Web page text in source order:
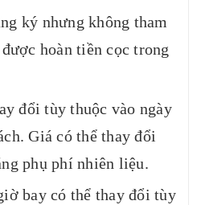
ký nhưng không tham
hoàn tiền cọc trong
đổi tùy thuộc vào ngày
Giá có thể thay đổi
phụ phí nhiên liệu.
bay có thể thay đổi tùy